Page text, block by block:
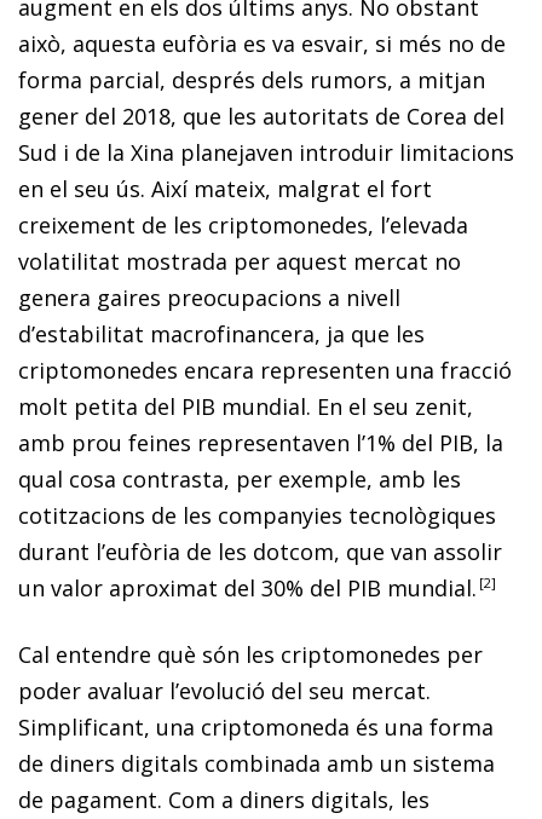
augment en els dos últims anys. No obstant
això, aquesta eufòria es va esvair, si més no de
forma parcial, després dels rumors, a mitjan
gener del 2018, que les autoritats de Corea del
Sud i de la Xina planejaven introduir limitacions
en el seu ús. Així mateix, malgrat el fort
creixement de les criptomonedes, l’elevada
volatilitat mostrada per aquest mercat no
genera gaires preocupacions a nivell
d’estabilitat macrofinancera, ja que les
criptomonedes encara representen una fracció
molt petita del PIB mundial. En el seu zenit,
amb prou feines representaven l’1% del PIB, la
qual cosa contrasta, per exemple, amb les
cotitzacions de les companyies tecnològiques
durant l’eufòria de les dotcom, que van assolir
un valor aproximat del 30% del PIB mundial. 2
Cal entendre què són les criptomonedes per
poder avaluar l’evolució del seu mercat.
Simplificant, una criptomoneda és una forma
de diners digitals combinada amb un sistema
de pagament. Com a diners digitals, les